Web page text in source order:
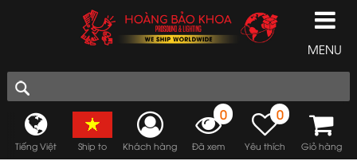
MENU
Tiếng Việt Ship to Khách hàng
0
Đã xem
0
Yêu thích Giỏ hàng